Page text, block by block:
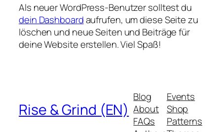
Als neuer WordPress-Benutzer solltest du
dein Dashboardaufrufen, um diese Seite zu
löschen und neue Seiten und Beiträge für
deine Website erstellen. Viel Spaß!
Rise & Grind (EN)
Blog
About
FAQs
Events
Shop
Patterns